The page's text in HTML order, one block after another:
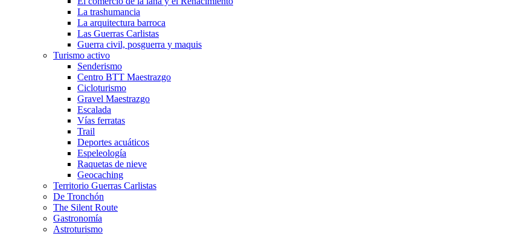
La trashumancia
La arquitectura barroca
Las Guerras Carlistas
Guerra civil, posguerra y maquis
Turismo activo
Senderismo
Centro BTT Maestrazgo
Cicloturismo
Gravel Maestrazgo
Escalada
Vías ferratas
Trail
Deportes acuáticos
Espeleología
Raquetas de nieve
Geocaching
Territorio Guerras Carlistas
De Tronchón
The Silent Route
Gastronomía
Astroturismo